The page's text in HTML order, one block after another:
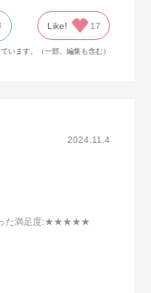
Like! 17
います。（一部、編集も含む）
2024.11.4
た満足度:★★★★★